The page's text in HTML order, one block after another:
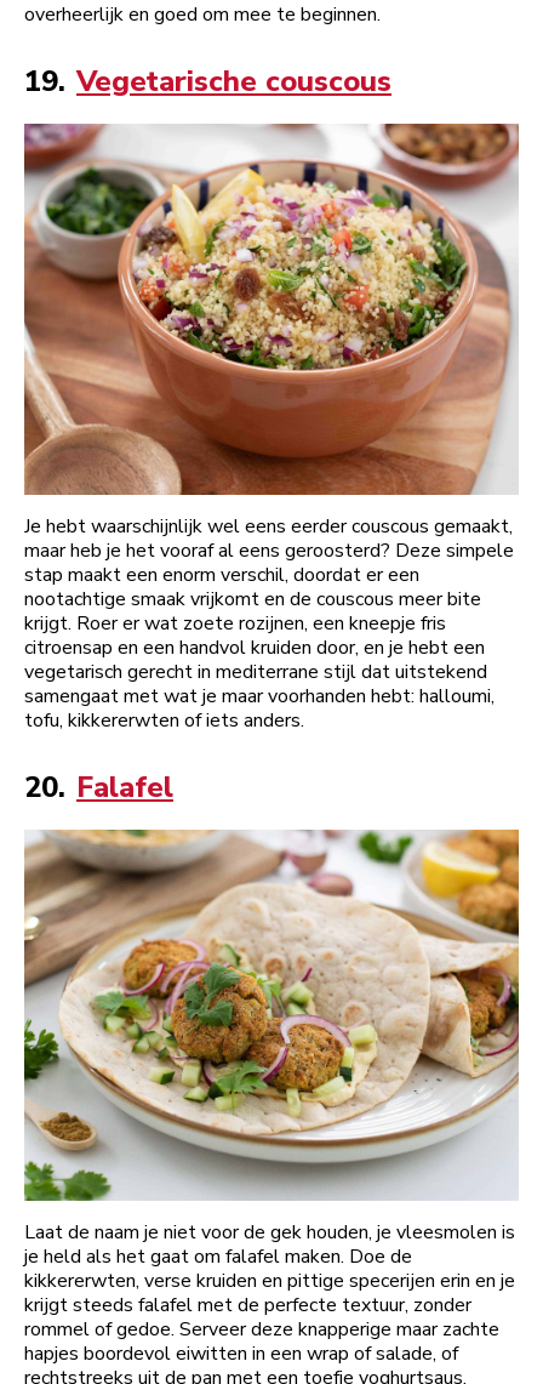
overheerlijk en goed om mee te beginnen.
19. Vegetarische couscous
Je hebt waarschijnlijk wel eens eerder couscous gemaakt,
maar heb je het vooraf al eens geroosterd? Deze simpele
stap maakt een enorm verschil, doordat er een
nootachtige smaak vrijkomt en de couscous meer bite
krijgt. Roer er wat zoete rozijnen, een kneepje fris
citroensap en een handvol kruiden door, en je hebt een
vegetarisch gerecht in mediterrane stijl dat uitstekend
samengaat met wat je maar voorhanden hebt: halloumi,
tofu, kikkererwten of iets anders.
20. Falafel
Laat de naam je niet voor de gek houden, je vleesmolen is
je held als het gaat om falafel maken. Doe de
kikkererwten, verse kruiden en pittige specerijen erin en je
krijgt steeds falafel met de perfecte textuur, zonder
rommel of gedoe. Serveer deze knapperige maar zachte
hapjes boordevol eiwitten in een wrap of salade, of
rechtstreeks uit de pan met een toefje yoghurtsaus.